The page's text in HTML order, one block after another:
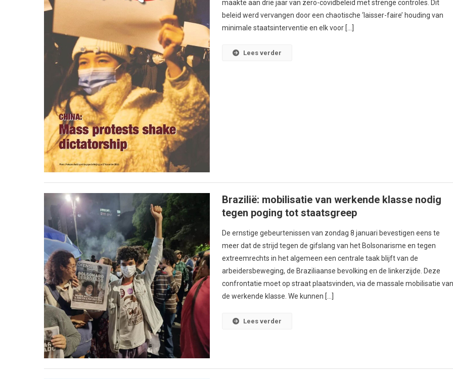
maakte aan drie jaar van zero-covidbeleid met strenge controles. Dit
beleid werd vervangen door een chaotische ‘laisser-faire’ houding van
minimale staatsinterventie en elk voor […]
Lees verder
Brazilië: mobilisatie van werkende klasse nodig
tegen poging tot staatsgreep
De ernstige gebeurtenissen van zondag 8 januari bevestigen eens te
meer dat de strijd tegen de gifslang van het Bolsonarisme en tegen
extreemrechts in het algemeen een centrale taak blijft van de
arbeidersbeweging, de Braziliaanse bevolking en de linkerzijde. Deze
confrontatie moet op straat plaatsvinden, via de massale mobilisatie
de werkende klasse. We kunnen […]
Lees verder